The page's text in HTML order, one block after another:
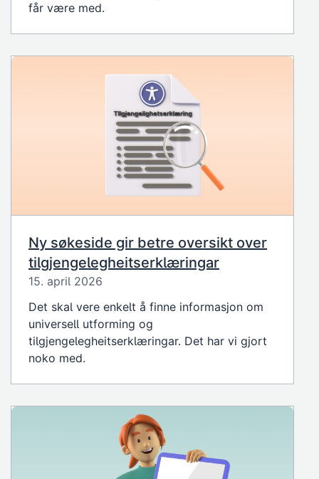
får være med.
Ny søkeside gir betre oversikt over
tilgjengelegheitserklæringar
15. april 2026
Det skal vere enkelt å finne informasjon om
universell utforming og
tilgjengelegheitserklæringar. Det har vi gjort
noko med.